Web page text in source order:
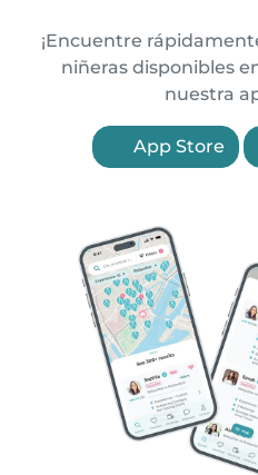
¡Encuentre
niñeras disponibles
nuestra
App Store